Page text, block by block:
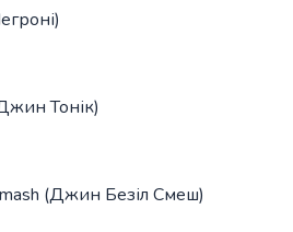
Тонік)
(Джин Безіл Смеш)